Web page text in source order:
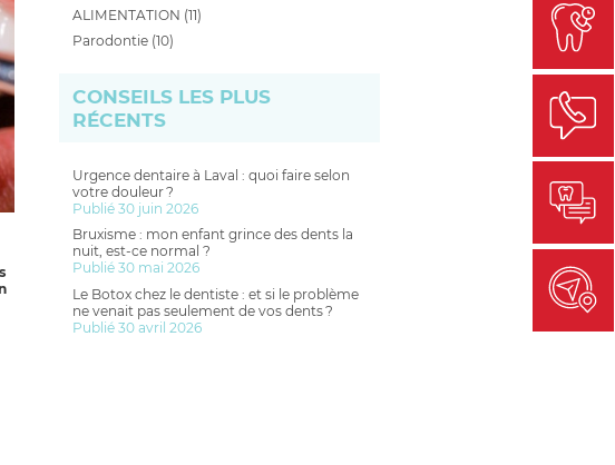
ALIMENTATION (11)
Parodontie (10)
CONSEILS LES PLUS
RÉCENTS
Urgence dentaire à Laval : quoi faire selon
votre douleur ?
Publié 30 juin 2026
Bruxisme : mon enfant grince des dents la
nuit, est-ce normal ?
Publié 30 mai 2026
Le Botox chez le dentiste : et si le problème
ne venait pas seulement de vos dents ?
Publié 30 avril 2026